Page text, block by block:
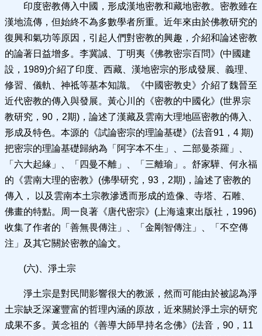
印度密教傳入中國，形成漢地密教和藏地密教。密教雖在
漢地流傳，但始終不為多數學者所重。近年來由於佛教研究的
復興和氣功等原因，引起人們對密教的興趣，介紹和論述密教
的論著日益增多。李冀誠、丁明夷《佛教密宗百問》(中國建
設，1989)介紹了印度、西藏、漢地密宗的形成發展、義理、
修習、儀軌、神祗等基本知識。《中國密教史》介紹了魏晉至
近代密教的傳入與發展。黃心川的《密教的中國化》(世界宗
教研究，90，2期)，論述了漢藏及雲南大理地區密教的傳入、
形成及特色。本源的《試論密宗的理論基礎》(法音91，4 期)
把密宗的理論基礎歸納為「阿字本不生」、二部曼荼羅」、
「六大起緣」、「四曼不離」、「三離瑜」。舒家驊、何永福
的《雲南大理的密教》(佛學研究，93，2期)，論述了密教的
傳入， 以及雲南本土宗教滲透而形成的造像、寺塔、石雕、
佛畫的特點。周一良著《唐代密宗》(上海遠東出版社，1996)
收集了作者的「善無畏傳注」、「金剛智傳注」、「不空傳
注」及其它關於密教的論文。
(六)、淨土宗
淨土宗是對民間影響很大的教派，然而可能由於被認為淨
土宗缺乏深邃豐富的哲理內涵的原故，近來關於淨土宗的研究
成果不多。黃念祖的《善導大師早持名念佛》(法音，90，11